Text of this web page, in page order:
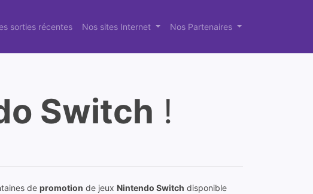
sorties récentes Nos sites Internet Nos Partenaires
Switch !
de promotion de jeux Nintendo Switch disponible